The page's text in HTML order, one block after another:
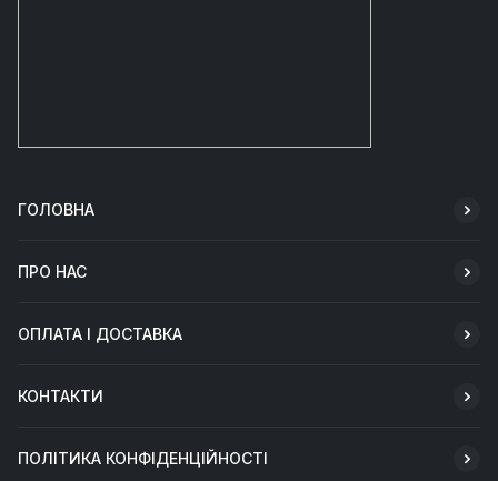
ГОЛОВНА
ПРО НАС
ОПЛАТА І ДОСТАВКА
КОНТАКТИ
ПОЛІТИКА КОНФІДЕНЦІЙНОСТІ